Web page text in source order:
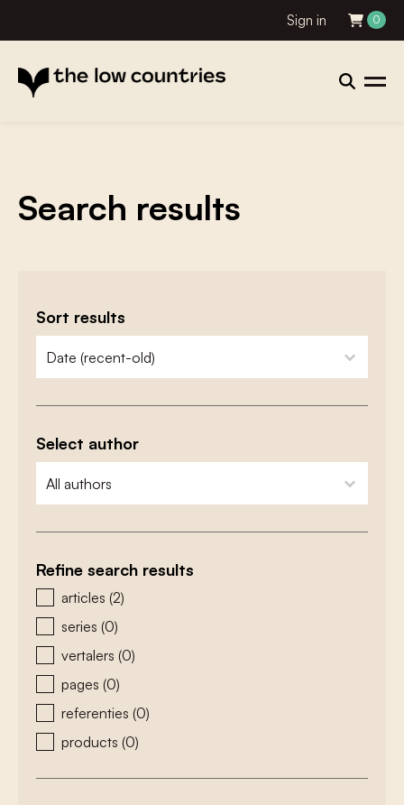
Sign in 0
Search results
Sort results
zoeken - sorteer
sort content
Select author
zoeken - auteurs
select content
Refine search results
zoeken - type
articles (2)
series (0)
vertalers (0)
pages (0)
referenties (0)
products (0)